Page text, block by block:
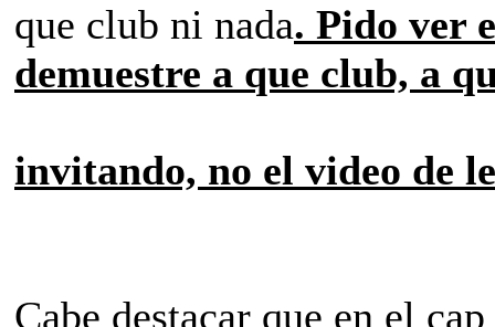
que club ni nada. Pido ver
demuestre a que club, a
invitando, no el video de
Cabe destacar que en el